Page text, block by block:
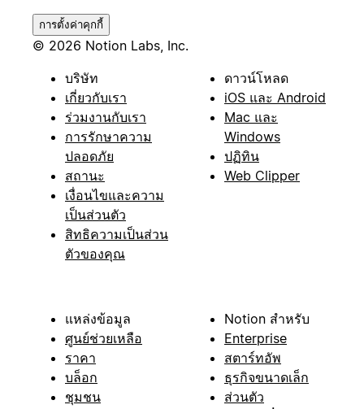
การตั้งค่าคุกกี้
© 2026 Notion Labs, Inc.
บริษัท
เกี่ยวกับเรา
ร่วมงานกับเรา
การรักษาความ
ปลอดภัย
สถานะ
เงื่อนไขและความ
เป็นส่วนตัว
สิทธิความเป็นส่วน
ตัวของคุณ
ดาวน์โหลด
iOS และ Android
Mac และ
Windows
ปฏิทิน
Web Clipper
แหล่งข้อมูล
ศูนย์ช่วยเหลือ
ราคา
บล็อก
ชุมชน
Notion สำหรับ
Enterprise
สตาร์ทอัพ
ธุรกิจขนาดเล็ก
ส่วนตัว